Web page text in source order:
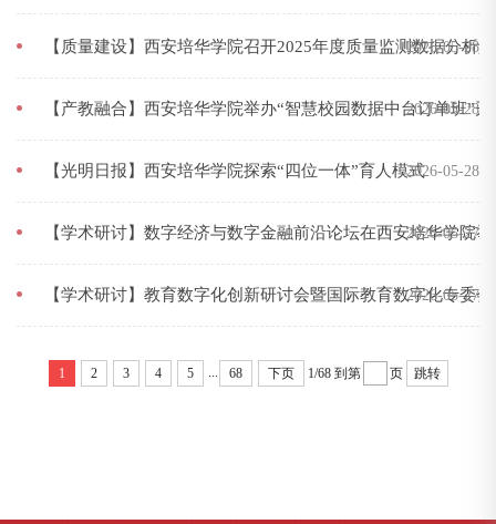
【质量建设】西安培华学院召开2025年度质量监测数据分析
2026-05-28
【产教融合】西安培华学院举办“智慧校园数据中台订单班”
2026-05-28
【光明日报】西安培华学院探索“四位一体”育人模式2026-05-28
【学术研讨】数字经济与数字金融前沿论坛在西安培华学院举
2026-05-27
【学术研讨】教育数字化创新研讨会暨国际教育数字化专委
2026-05-27
1 2 3 4 5 ... 68 下页 1/68 到第 页 跳转